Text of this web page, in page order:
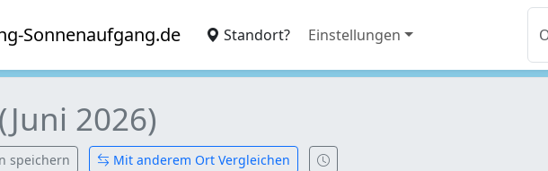
Sonnenaufgang.de Standort? Einstellungen
(Juni 2026)
speichern Mit anderem Ort Vergleichen